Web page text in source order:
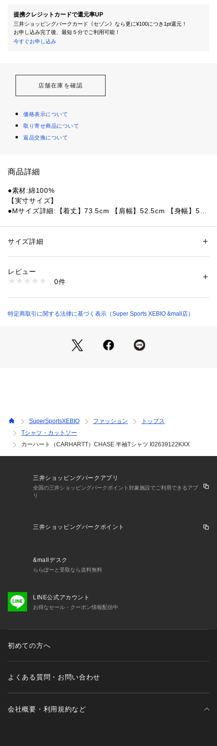
提携クレジットカードで還元率UP
三井ショッピングパークカード《セゾン》なら更に¥100につき1pt還元！
お申し込み完了後、最短５分でご利用可能！
今すぐお申し込み
店舗在庫を確認
価格表示について
取り寄せ商品について
返品交換について
商品詳細
●素材:綿100%
【実寸サイズ】
●Mサイズ詳細:【着丈】73.5cm 【肩幅】52.5cm 【身幅】56.
m 【袖丈】22cm
●3Lサイズ詳細:【着丈】80cm 【肩幅】58.5cm 【身幅】65.5
cm 【袖丈】23.5cm
●Carhartt WIPのアイコニックなアイテムとなるショートスリ
枚になります。左胸にさりげなく施されたCロゴの刺繍がポイ
ントです。胸のワンポイントながら存在感のある一枚で、シー
なる場合がございます。
※ブラウザやお使いのモニター環境により、掲載画像と実際の
商品の色味が若干異なる場合があります。
※掲載の価格・製品のパッケージ・デザイン・仕様について、
い。カーハート CARHARTT スーパースポーツゼビオ ゼビオ
Super Sports XEBIO スポーツカジュアル カットソー Men's
Mens メンズ めんず 男性 トップス Tシャツ メンズ 半袖 ブラ
性別：メンズ
商品番号：
10856274601 （ショップ）
サイズ詳細
レビュー
0件
特定商取引に関する法律に基づく表示（Super Sports XEBIO &mall店）
SuperSportsXEBIO ファッション
トップス
Tシャツ・カットソー
カーハート（CARHARTT）CHASE 半袖Tシャツ I02639122KXX
三井ショッピングパークアプリ
全国の三井ショッピングパークポイント対象施設でご利用できるアプ
リ
三井ショッピングパークポイント
&mallデスク
ららぽーと受取なら送料無料
LINE公式アカウント
お得なセール・クーポン情報配信中
初めての方へ
よくある質問・お問い合わせ
会社概要・利用規約など